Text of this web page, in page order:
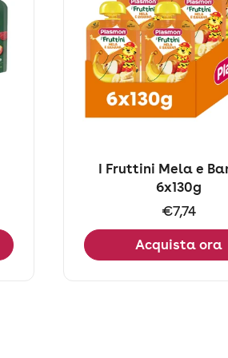
I Fruttini Mela e
6x130g
Prezzo:
€7,74
Acquista ora